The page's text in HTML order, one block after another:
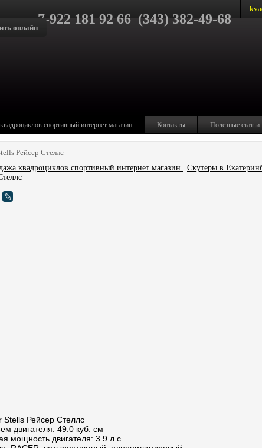
7-922 181 92 66 (343) 382-49-68
онлайн
спортивный интернет магазин Контакты Полезные статьи
Рейсер Стеллс
квадроциклов спортивный интернет магазин Скутеры в
Stells Рейсер Стеллс
двигателя: 49.0 куб. см
мощность двигателя: 3.9 л.с.